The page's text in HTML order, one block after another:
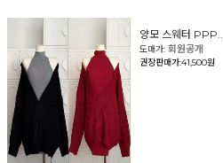
양모 스웨터 PPP..
도매가: 회원공개
권장판매가:41,500원